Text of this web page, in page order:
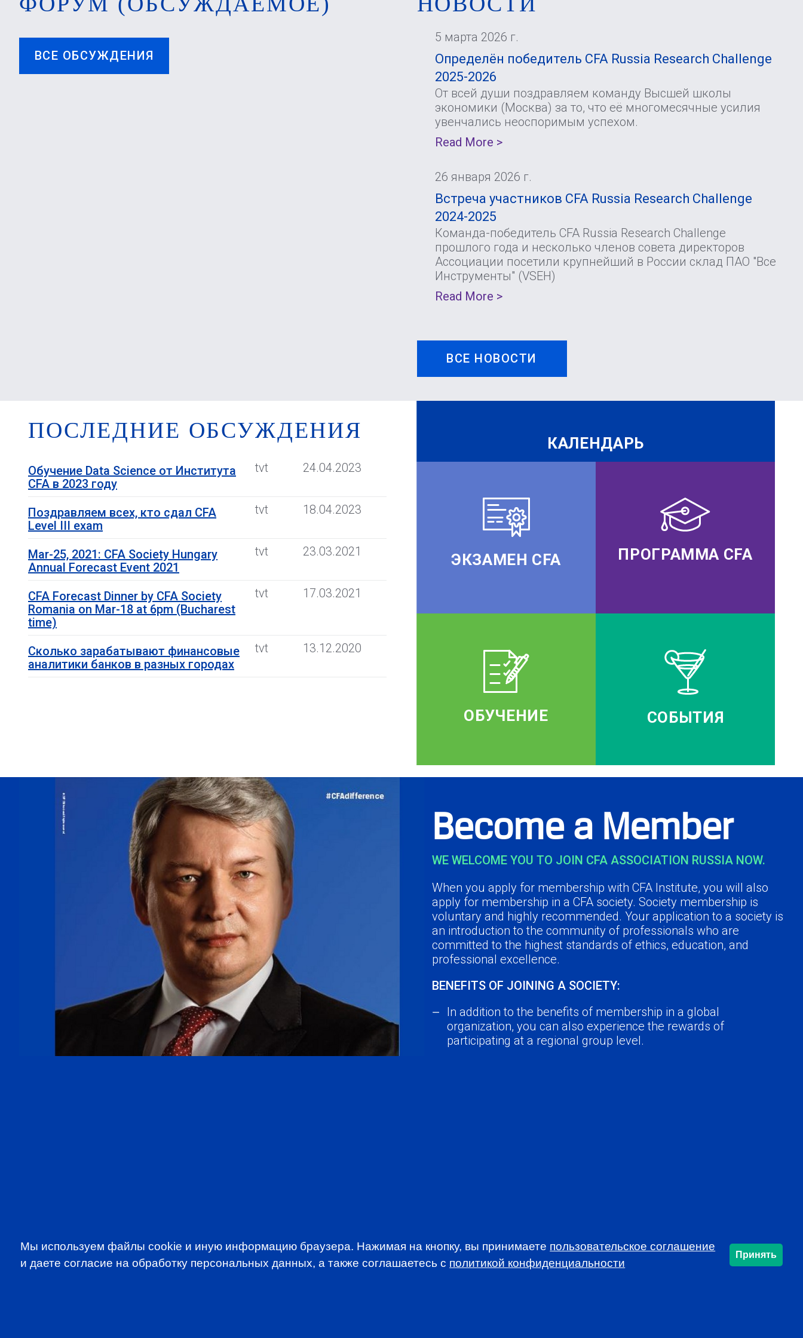
ВСЕ ОБСУЖДЕНИЯ
5 марта 2026 г.
Определён победитель CFA Russia Research Challenge
2025-2026
От всей души поздравляем команду Высшей школы
экономики (Москва) за то, что её многомесячные усилия
увенчались неоспоримым успехом.
Read More >
26 января 2026 г.
Встреча участников CFA Russia Research Challenge
2024-2025
Команда-победитель CFA Russia Research Challenge
прошлого года и несколько членов совета директоров
Ассоциации посетили крупнейший в России склад ПАО "Все
Инструменты" (VSEH)
Read More >
ВСЕ НОВОСТИ
ПОСЛЕДНИЕ ОБСУЖДЕНИЯ
Обучение Data Science от Института
CFA в 2023 году
tvt 24.04.2023
Поздравляем всех, кто сдал CFA
Level III exam
tvt 18.04.2023
Mar-25, 2021: CFA Society Hungary
Annual Forecast Event 2021
tvt 23.03.2021
CFA Forecast Dinner by CFA Society
Romania on Mar-18 at 6pm (Bucharest
time)
tvt 17.03.2021
Сколько зарабатывают финансовые
аналитики банков в разных городах
tvt 13.12.2020
КАЛЕНДАРЬ
ЭКЗАМЕН CFA ПРОГРАММА CFA
ОБУЧЕНИЕ СОБЫТИЯ
Become a Member
WE WELCOME YOU TO JOIN CFA ASSOCIATION RUSSIA NOW.
When you apply for membership with CFA Institute, you will also
apply for membership in a CFA society. Society membership is
voluntary and highly recommended. Your application to a society is
an introduction to the community of professionals who are
committed to the highest standards of ethics, education, and
professional excellence.
BENEFITS OF JOINING A SOCIETY:
In addition to the benefits of membership in a global
organization, you can also experience the rewards of
participating at a regional group level.
JOIN CFA RUSSIA!
Мы используем файлы cookie и иную информацию браузера. Нажимая на кнопку, вы принимаете пользовательское соглашение
и даете согласие на обработку персональных данных, а также соглашаетесь c политикой конфиденциальности
Принять